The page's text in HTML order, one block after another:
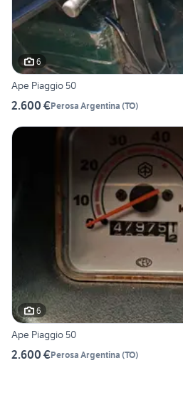
6
Ape Piaggio 50
2.600 €Perosa Argentina (TO)
6
Ape Piaggio 50
2.600 €Perosa Argentina (TO)